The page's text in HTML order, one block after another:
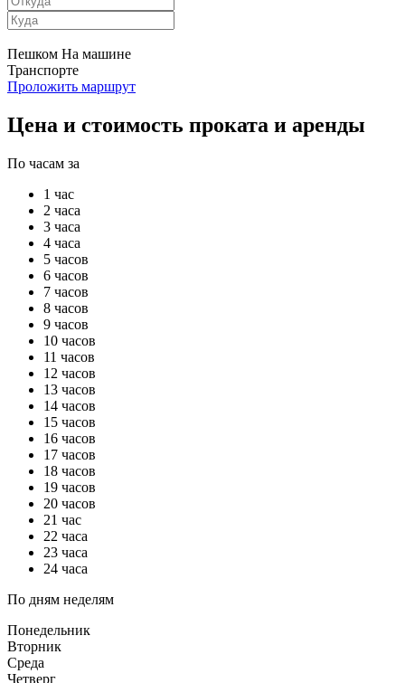
Пешком На машине
Транспорте
Проложить маршрут
Цена и стоимость проката и аренды
По часам за
1 час
2 часа
3 часа
4 часа
5 часов
6 часов
7 часов
8 часов
9 часов
10 часов
11 часов
12 часов
13 часов
14 часов
15 часов
16 часов
17 часов
18 часов
19 часов
20 часов
21 час
22 часа
23 часа
24 часа
По дням неделям
Понедельник
Вторник
Среда
Четверг